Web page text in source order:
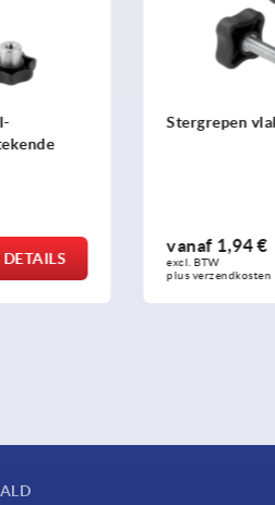
Stergrepen vlak
1,94 €
plus verzendkosten